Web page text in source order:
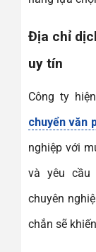
Địa chỉ
uy tín
Công ty
chuyển văn
nghiệp với
và yêu cầu
chuyên
chắn sẽ